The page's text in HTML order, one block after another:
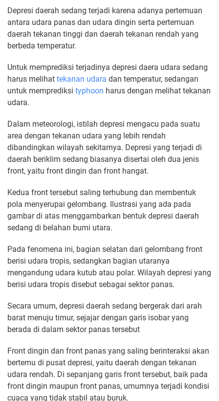
Depresi daerah sedang terjadi karena adanya pertemuan
antara udara panas dan udara dingin serta pertemuan
daerah tekanan tinggi dan daerah tekanan rendah yang
berbeda temperatur.
Untuk memprediksi terjadinya depresi daera udara sedang
harus melihat tekanan udara dan temperatur, sedangan
untuk memprediksi typhoon harus dengan melihat tekanan
udara.
Dalam meteorologi, istilah depresi mengacu pada suatu
area dengan tekanan udara yang lebih rendah
dibandingkan wilayah sekitarnya. Depresi yang terjadi di
daerah beriklim sedang biasanya disertai oleh dua jenis
front, yaitu front dingin dan front hangat.
Kedua front tersebut saling terhubung dan membentuk
pola menyerupai gelombang. Ilustrasi yang ada pada
gambar di atas menggambarkan bentuk depresi daerah
sedang di belahan bumi utara.
Pada fenomena ini, bagian selatan dari gelombang front
berisi udara tropis, sedangkan bagian utaranya
mengandung udara kutub atau polar. Wilayah depresi yang
berisi udara tropis disebut sebagai sektor panas.
Secara umum, depresi daerah sedang bergerak dari arah
barat menuju timur, sejajar dengan garis isobar yang
berada di dalam sektor panas tersebut
Front dingin dan front panas yang saling berinteraksi akan
bertemu di pusat depresi, yaitu daerah dengan tekanan
udara rendah. Di sepanjang garis front tersebut, baik pada
front dingin maupun front panas, umumnya terjadi kondisi
cuaca yang tidak stabil atau buruk.